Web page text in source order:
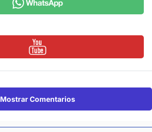
Mostrar Comentarios